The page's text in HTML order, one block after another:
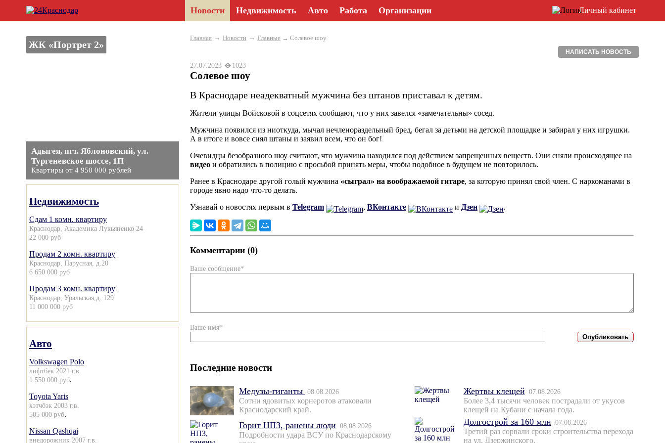
Новости Недвижимость Авто Работа Организации Личный кабинет
ЖК «Портрет 2»
Адыгея, пгт. Яблоновский, ул.
Тургеневское шоссе, 1П
Квартиры от 4 950 000 рублей
Недвижимость
Сдам 1 комн. квартиру
Краснодар, Академика Лукьяненко 24
22 000 руб
Продам 2 комн. квартиру
Краснодар, Парусная, д.20
6 650 000 руб
Продам 3 комн. квартиру
Краснодар, Уральская,д. 129
11 000 000 руб
Авто
Volkswagen Polo
лифтбек 2021 г.в.
1 550 000 руб.
Toyota Yaris
хэтчбэк 2003 г.в.
505 000 руб.
Nissan Qashqai
внедорожник 2007 г.в.
Главная → Новости → Главные → Солевое шоу
НАПИСАТЬ НОВОСТЬ
27.07.2023 1023
Солевое шоу
В Краснодаре неадекватный мужчина без штанов приставал к детям.
Жители улицы Войсковой в соцсетях сообщают, что у них завелся «замечательны» сосед.
Мужчина появился из ниоткуда, мычал нечленораздельный бред, бегал за детьми на детской площадке и забирал у них игрушки.
А в итоге и вовсе снял штаны и заявил всем, что он бог!
Очевидцы безобразного шоу считают, что мужчина находился под действием запрещенных веществ. Они сняли происходящее на
видео и обратились в полицию с просьбой принять меры, чтобы подобное в будущем не повторилось.
Ранее в Краснодаре другой голый мужчина «сыграл» на воображаемой гитаре, за которую принял свой член. С наркоманами в
городе явно надо что-то делать.
Узнавай о новостях первым в Telegram , ВКонтакте и Дзен .
Комментарии (0)
Ваше сообщение*
Ваше имя*
Последние новости
Медузы-гиганты 08.08.2026
Сотни ядовитых корнеротов атаковали
Краснодарский край.
Горит НПЗ, ранены люди 08.08.2026
Подробности удара ВСУ по Краснодарскому
Жертвы клещей 07.08.2026
Более 3,4 тысячи человек пострадали от укусов
клещей на Кубани с начала года.
Долгострой за 160 млн 07.08.2026
Третий раз сорвали сроки строительства перехода
на ул. Дзержинского.